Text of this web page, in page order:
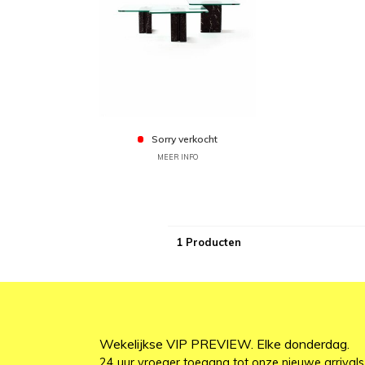
Sorry verkocht
MEER INFO
1 Producten
Wekelijkse VIP PREVIEW. Elke donderdag.